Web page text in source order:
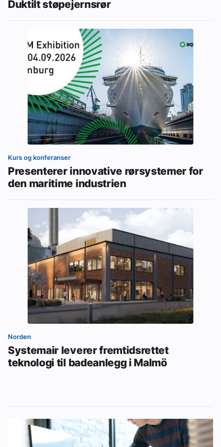
Duktilt støpejernsrør
Kurs og konferanser
Presenterer innovative rørsystemer for
den maritime industrien
Norden
Systemair leverer fremtidsrettet
teknologi til badeanlegg i Malmö